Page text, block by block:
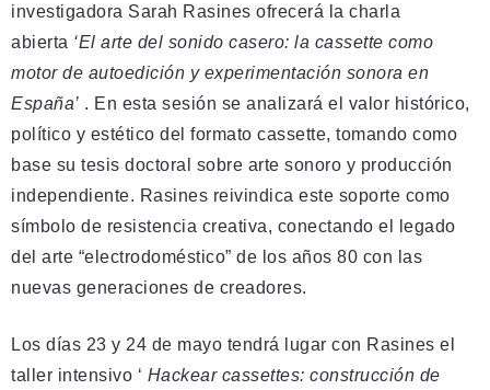
investigadora Sarah Rasines ofrecerá la charla
abierta ‘El arte del sonido casero: la cassette como
motor de autoedición y experimentación sonora en
España’ . En esta sesión se analizará el valor histórico,
político y estético del formato cassette, tomando como
base su tesis doctoral sobre arte sonoro y producción
independiente. Rasines reivindica este soporte como
símbolo de resistencia creativa, conectando el legado
del arte “electrodoméstico” de los años 80 con las
nuevas generaciones de creadores.
Los días 23 y 24 de mayo tendrá lugar con Rasines el
taller intensivo ‘ Hackear cassettes: construcción de